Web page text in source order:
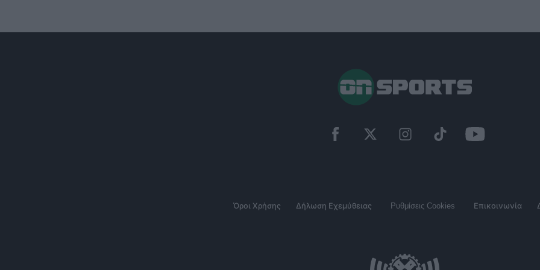
Όροι Χρήσης Δήλωση Εχεμύθειας Ρυθμίσεις Cookies Επικοινωνία